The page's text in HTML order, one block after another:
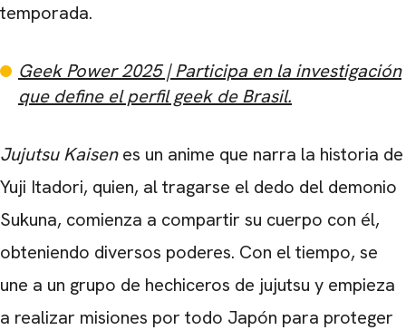
temporada.
Geek Power 2025 | Participa en la investigación
que define el perfil geek de Brasil.
Jujutsu Kaisenes un anime que narra la historia de
Yuji Itadori, quien, al tragarse el dedo del demonio
Sukuna, comienza a compartir su cuerpo con él,
obteniendo diversos poderes. Con el tiempo, se
une a un grupo de hechiceros de jujutsu y empieza
a realizar misiones por todo Japón para proteger